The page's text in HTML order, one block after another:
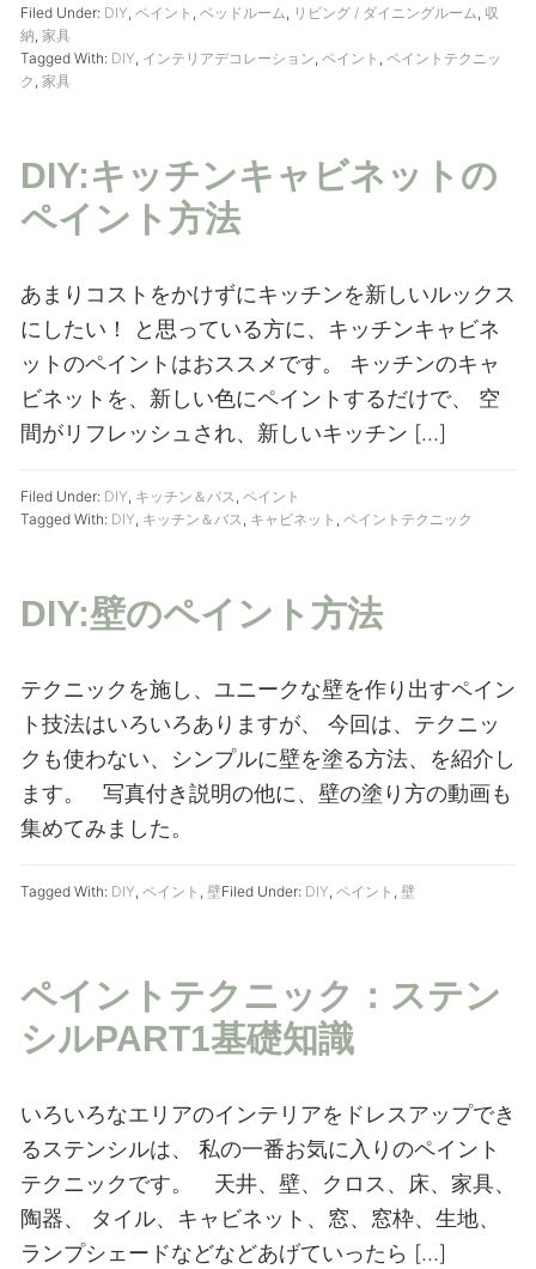
Filed Under: DIY, ペイント , ベッドルーム, リビング / ダイニングルーム, 収
納, 家具
Tagged With: DIY, インテリアデコレーション, ペイント , ペイントテクニッ
ク , 家具
DIY:キッチンキャビネットの
ペイント方法
あまりコストをかけずにキッチンを新しいルックス
にしたい！ と思っている方に、キッチンキャビネ
ットのペイントはおススメです。 キッチンのキャ
ビネットを、新しい色にペイントするだけで、 空
間がリフレッシュされ、新しいキッチン […]
Filed Under: DIY, キッチン＆バス, ペイント
Tagged With: DIY, キッチン＆バス, キャビネット , ペイントテクニック
DIY:壁のペイント方法
テクニックを施し、ユニークな壁を作り出すペイン
ト技法はいろいろありますが、 今回は、テクニッ
クも使わない、シンプルに壁を塗る方法、を紹介し
ます。 写真付き説明の他に、壁の塗り方の動画も
集めてみました。
Filed Under: DIY, ペイント , 壁
Tagged With: DIY, ペイント , 壁
ペイントテクニック：ステン
シルPART1基礎知識
いろいろなエリアのインテリアをドレスアップでき
るステンシルは、 私の一番お気に入りのペイント
テクニックです。 天井、壁、クロス、床、家具、
陶器、 タイル、キャビネット、窓、窓枠、生地、
ランプシェードなどなどあげていったら […]